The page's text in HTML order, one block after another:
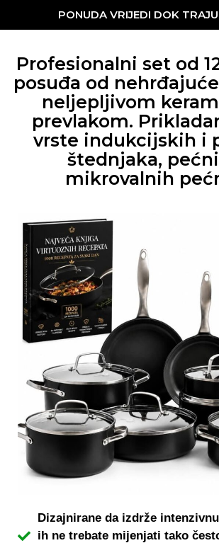
PONUDA VRIJEDI DOK
Profesionalni set od
posuđa od
neljepljivom
prevlakom.
vrste indukcijskih i
štednjaka,
mikrovalnih
Dizajnirane da izdrže
ih ne trebate mijenjati tako